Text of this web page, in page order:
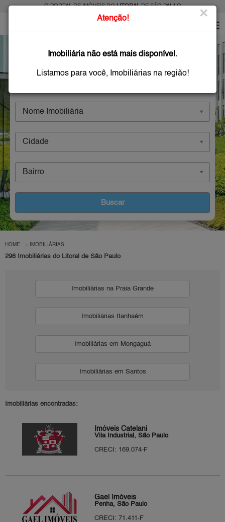
O PORTAL DE IMÓVEIS DOLITORALDE SÃO PAULO
Imobiliárias
Nome Imobiliária
Cidade
Bairro
Buscar
HOME IMOBILIÁRIAS
296 Imobiliárias do Litoral de São Paulo
Imobiliárias na Praia Grande
Imobiliárias Itanhaém
Imobiliárias em Mongaguá
Imobiliárias em Santos
Imobiliárias encontradas:
Imóveis Catelani
Vila Industrial, São Paulo
CRECI: 169.074-F
Gael Imóveis
Penha, São Paulo
CRECI: 71.411-F
Atenção! ×
Imobiliária não está mais disponível.
Listamos para você, Imobiliárias na região!